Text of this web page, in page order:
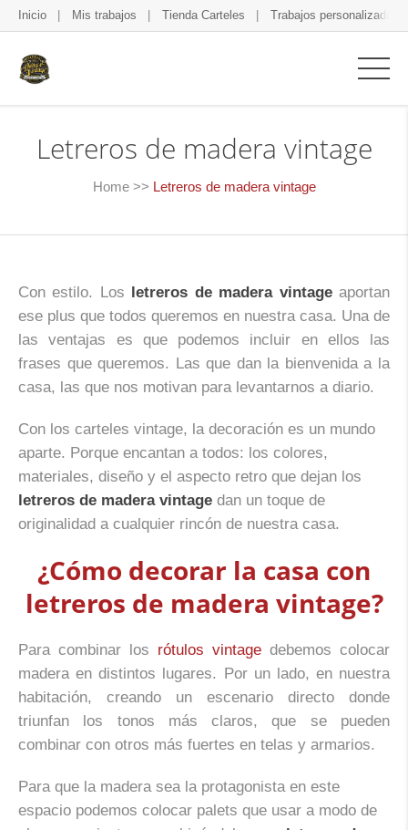
Inicio Mis trabajos Tienda Carteles Trabajos personalizados
Letreros de madera vintage
Home >> Letreros de madera vintage
Con estilo. Los letreros de madera vintageaportan
ese plus que todos queremos en nuestra casa. Una de
las ventajas es que podemos incluir en ellos las
frases que queremos. Las que dan la bienvenida a la
casa, las que nos motivan para levantarnos a diario.
Con los carteles vintage, la decoración es un mundo
aparte. Porque encantan a todos: los colores,
materiales, diseño y el aspecto retro que dejan los
letreros de madera vintage dan un toque de
originalidad a cualquier rincón de nuestra casa.
¿Cómo decorar la casa con
letreros de madera vintage?
Para combinar los rótulos vintage debemos colocar
madera en distintos lugares. Por un lado, en nuestra
habitación, creando un escenario directo donde
triunfan los tonos más claros, que se pueden
combinar con otros más fuertes en telas y armarios.
Para que la madera sea la protagonista en este
espacio podemos colocar palets que usar a modo de